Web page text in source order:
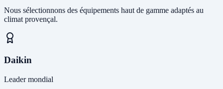
Nous sélectionnons des équipements haut de gamme adaptés au
climat provençal.
Daikin
Leader mondial